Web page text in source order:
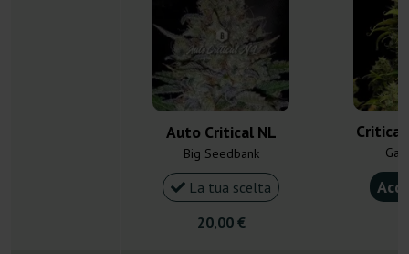
Auto Critical NL
Big Seedbank
La tua scelta
20,00 €